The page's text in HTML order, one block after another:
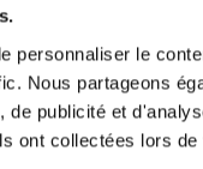
personnaliser le
Nous partageons
de publicité et
ont collectées lors
des
vous
Choisissez
la tête et les
manuel.